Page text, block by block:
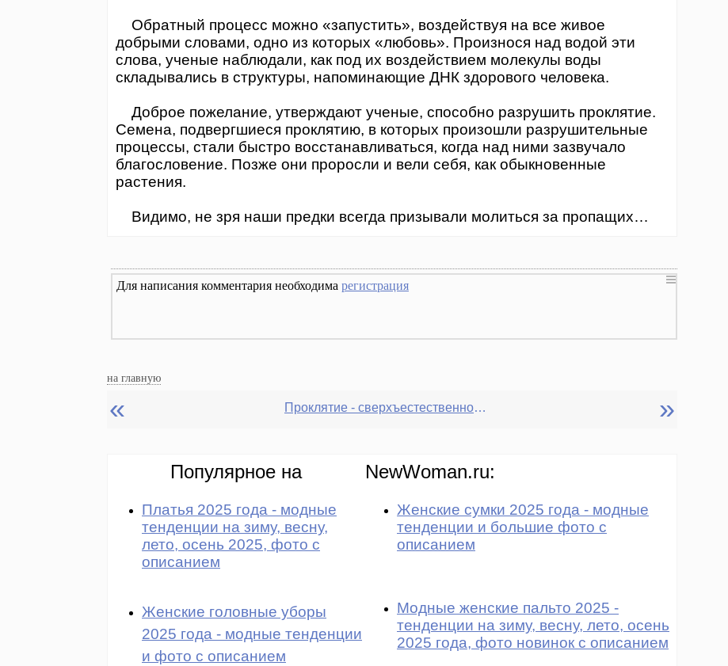
Обратный процесс можно «запустить», воздействуя на все живое
добрыми словами, одно из которых «любовь». Произнося над водой эти
слова, ученые наблюдали, как под их воздействием молекулы воды
складывались в структуры, напоминающие ДНК здорового человека.
Доброе пожелание, утверждают ученые, способно разрушить проклятие.
Семена, подвергшиеся проклятию, в которых произошли разрушительные
процессы, стали быстро восстанавливаться, когда над ними зазвучало
благословение. Позже они проросли и вели себя, как обыкновенные
растения.
Видимо, не зря наши предки всегда призывали молиться за пропащих…
Для написания комментария необходима регистрация
на главную
« Проклятие - сверхъестественное явление или физиологический процесс? »
Популярное на NewWoman.ru:
Платья 2025 года - модные
тенденции на зиму, весну,
лето, осень 2025, фото с
описанием
Женские сумки 2025 года - модные
тенденции и большие фото с
описанием
Женские головные уборы
2025 года - модные тенденции
и фото с описанием
Модные женские пальто 2025 -
тенденции на зиму, весну, лето, осень
2025 года, фото новинок с описанием